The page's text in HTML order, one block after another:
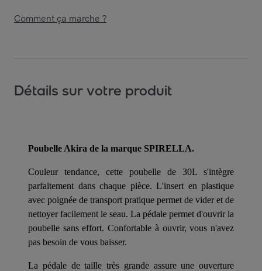
Comment ça marche ?
Détails sur votre produit
Poubelle Akira de la marque SPIRELLA.
Couleur tendance, cette poubelle de 30L s'intègre
parfaitement dans chaque pièce. L'insert en plastique
avec poignée de transport pratique permet de vider et de
nettoyer facilement le seau. La pédale permet d'ouvrir la
poubelle sans effort. Confortable à ouvrir, vous n'avez
pas besoin de vous baisser.
La pédale de taille très grande assure une ouverture